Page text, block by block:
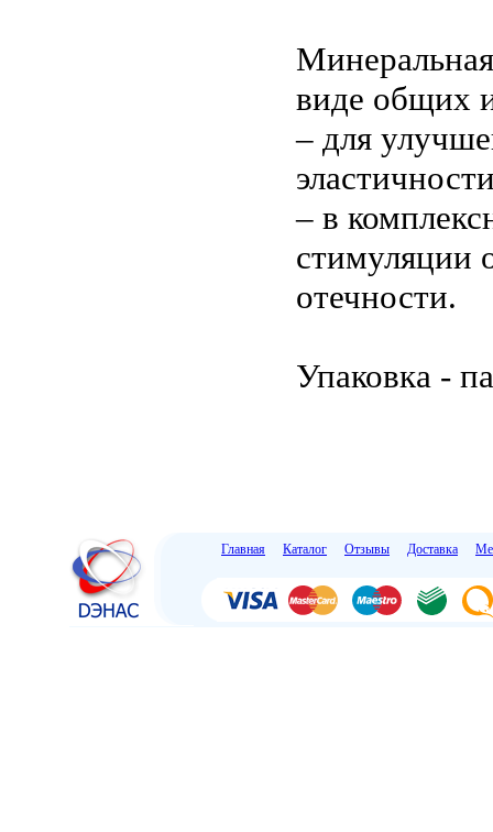
виде общих
– для
– в
стимуляции
отечности.
Упаковка -
Главная Каталог Отзывы Доставка